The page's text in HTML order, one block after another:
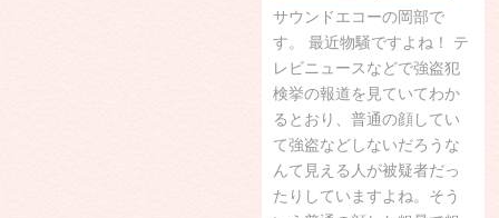
サウンドエコーの岡部で
す。 最近物騒ですよね！ テ
レビニュースなどで強盗犯
検挙の報道を見ていてわか
るとおり、普通の顔してい
て強盗などしないだろうな
んて見える人が被疑者だっ
たりしていますよね。そう